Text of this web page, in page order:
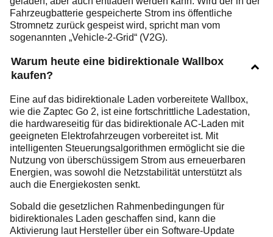
Fahrzeugbatterie gespeicherte Strom ins öffentliche
Stromnetz zurück gespeist wird, spricht man vom
sogenannten „Vehicle-2-Grid“ (V2G).
Warum heute eine bidirektionale Wallbox
kaufen?
Eine auf das bidirektionale Laden vorbereitete Wallbox,
wie die Zaptec Go 2, ist eine fortschrittliche Ladestation,
die hardwareseitig für das bidirektionale AC-Laden mit
geeigneten Elektrofahrzeugen vorbereitet ist. Mit
intelligenten Steuerungsalgorithmen ermöglicht sie die
Nutzung von überschüssigem Strom aus erneuerbaren
Energien, was sowohl die Netzstabilität unterstützt als
auch die Energiekosten senkt.
Sobald die gesetzlichen Rahmenbedingungen für
bidirektionales Laden geschaffen sind, kann die
Aktivierung laut Hersteller über ein Software-Update